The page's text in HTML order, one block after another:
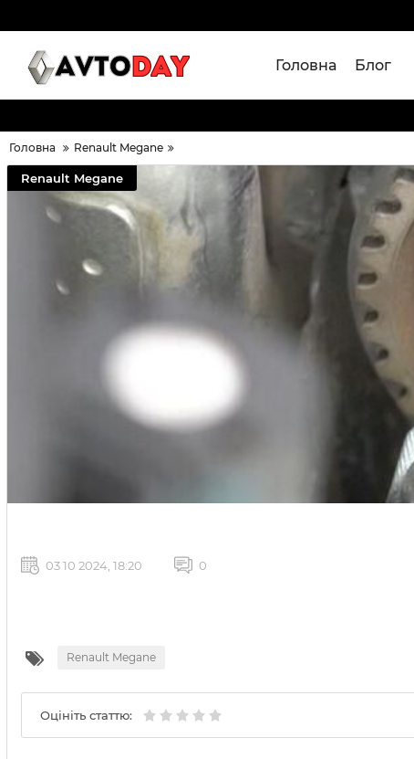
Головна Блог
Головна Renault Megane
Renault Megane
03 10 2024, 18:20 0
Renault Megane
Оцініть статтю: